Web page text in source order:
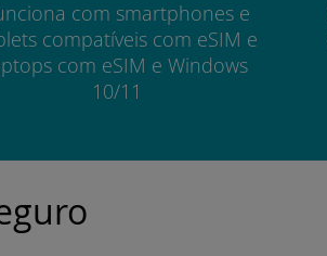
com smartphones e
compatíveis com eSIM e
com eSIM e Windows
10/11